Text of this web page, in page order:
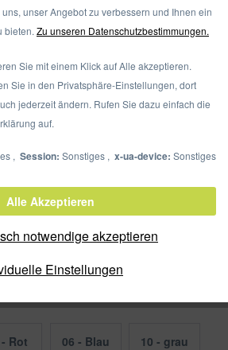
Spiralalbum 24x25
12156-02
Rot 06 - Blau 10 - grau
unser Angebot zu verbessern und Ihnen ein
bieten. Zu unseren Datenschutzbestimmungen.
Sie mit einem Klick auf Alle akzeptieren.
Sie in den Privatsphäre-Einstellungen, dort
jederzeit ändern. Rufen Sie dazu einfach die
auf.
, Session: Sonstiges , x-ua-device: Sonstiges
Einstellungen
notwendige akzeptieren
Alle Akzeptieren